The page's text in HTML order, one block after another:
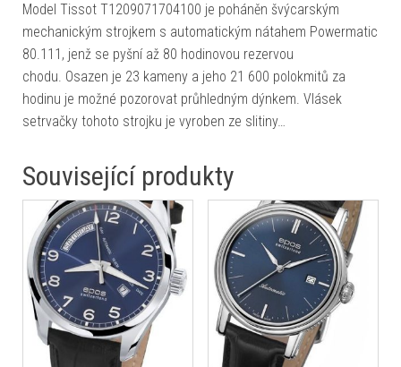
Model Tissot T1209071704100 je poháněn švýcarským
mechanickým strojkem s automatickým nátahem Powermatic
80.111, jenž se pyšní až 80 hodinovou rezervou
chodu. Osazen je 23 kameny a jeho 21 600 polokmitů za
hodinu je možné pozorovat průhledným dýnkem. Vlásek
setrvačky tohoto strojku je vyroben ze slitiny…
Související produkty